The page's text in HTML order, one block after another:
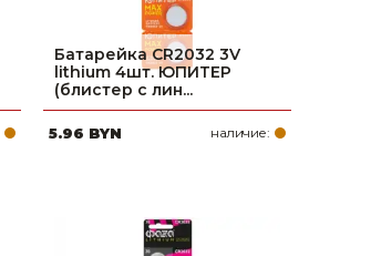
Батарейка CR2032 3V
lithium 4шт. ЮПИТЕР
(блистер с лин...
5.96 BYN наличие: